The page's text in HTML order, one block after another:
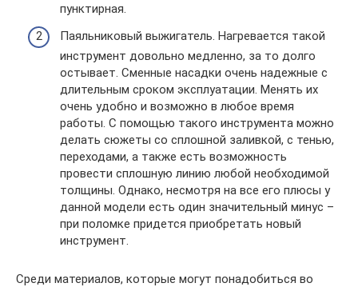
пунктирная.
Паяльниковый выжигатель. Нагревается такой
инструмент довольно медленно, за то долго
остывает. Сменные насадки очень надежные с
длительным сроком эксплуатации. Менять их
очень удобно и возможно в любое время
работы. С помощью такого инструмента можно
делать сюжеты со сплошной заливкой, с тенью,
переходами, а также есть возможность
провести сплошную линию любой необходимой
толщины. Однако, несмотря на все его плюсы у
данной модели есть один значительный минус –
при поломке придется приобретать новый
инструмент.
Среди материалов, которые могут понадобиться во